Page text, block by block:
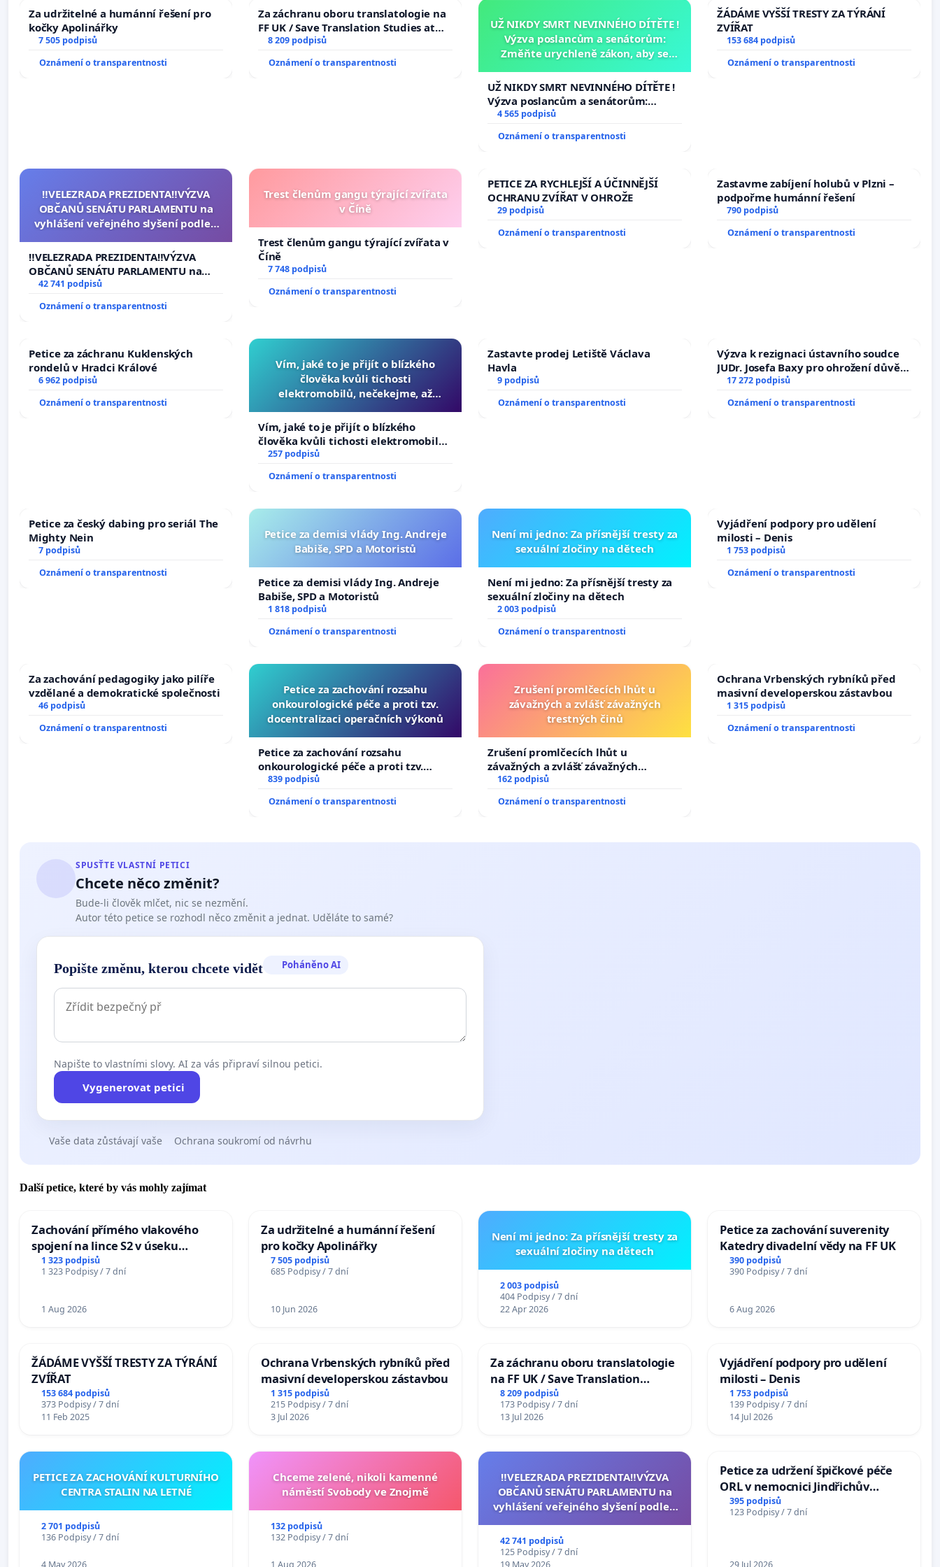
Za udržitelné a humánní řešení pro
kočky Apolinářky
7 505 podpisů
Oznámení o transparentnosti
Za záchranu oboru translatologie na
FF UK / Save Translation Studies at
the Faculty of Arts, Charles
8 209 podpisů
Oznámení o transparentnosti
UŽ NIKDY SMRT NEVINNÉHO DÍTĚTE !
Výzva poslancům a senátorům:
Změňte urychleně zákon, aby se
opakovat!
UŽ NIKDY SMRT NEVINNÉHO DÍTĚTE !
Výzva poslancům a senátorům:
Změňte urychleně zákon, aby se
opakovat!
4 565 podpisů
Oznámení o transparentnosti
ŽÁDÁME VYŠŠÍ TRESTY ZA TÝRÁNÍ
ZVÍŘAT
153 684 podpisů
Oznámení o transparentnosti
‼️VELEZRADA PREZIDENTA‼️VÝZVA
OBČANŮ SENÁTU PARLAMENTU na
vyhlášení veřejného slyšení podle §
na přijetí usnesení k podání ústavní
žaloby na prezidenta republiky
‼️VELEZRADA PREZIDENTA‼️VÝZVA
OBČANŮ SENÁTU PARLAMENTU na
vyhlášení veřejného slyšení podle §
na přijetí usnesení k podání ústavní
42 741 podpisů
Oznámení o transparentnosti
Trest členům gangu týrající zvířata
v Číně
Trest členům gangu týrající zvířata v
Číně
7 748 podpisů
Oznámení o transparentnosti
PETICE ZA RYCHLEJŠÍ A ÚČINNĚJŠÍ
OCHRANU ZVÍŘAT V OHROŽE
29 podpisů
Oznámení o transparentnosti
Zastavme zabíjení holubů v Plzni –
podpořme humánní řešení
790 podpisů
Oznámení o transparentnosti
Petice za záchranu Kuklenských
rondelů v Hradci Králové
6 962 podpisů
Oznámení o transparentnosti
Vím, jaké to je přijít o blízkého
člověka kvůli tichosti
elektromobilů, nečekejme, až
auta!
Vím, jaké to je přijít o blízkého
člověka kvůli tichosti elektromobilů,
nečekejme, až přibydou další,
257 podpisů
Oznámení o transparentnosti
Zastavte prodej Letiště Václava
Havla
9 podpisů
Oznámení o transparentnosti
Výzva k rezignaci ústavního soudce
JUDr. Josefa Baxy pro ohrožení důvěry
ve spravedlivý proces
17 272 podpisů
Oznámení o transparentnosti
Petice za český dabing pro seriál The
Mighty Nein
7 podpisů
Oznámení o transparentnosti
Petice za demisi vlády Ing. Andreje
Babiše, SPD a Motoristů
Petice za demisi vlády Ing. Andreje
Babiše, SPD a Motoristů
1 818 podpisů
Oznámení o transparentnosti
Není mi jedno: Za přísnější tresty za
sexuální zločiny na dětech
Není mi jedno: Za přísnější tresty za
sexuální zločiny na dětech
2 003 podpisů
Oznámení o transparentnosti
Vyjádření podpory pro udělení
milosti – Denis
1 753 podpisů
Oznámení o transparentnosti
Za zachování pedagogiky jako pilíře
vzdělané a demokratické společnosti
46 podpisů
Oznámení o transparentnosti
Petice za zachování rozsahu
onkourologické péče a proti tzv.
docentralizaci operačních výkonů
Petice za zachování rozsahu
onkourologické péče a proti tzv.
docentralizaci operačních výkonů
839 podpisů
Oznámení o transparentnosti
Zrušení promlčecích lhůt u
závažných a zvlášť závažných
trestných činů
Zrušení promlčecích lhůt u
závažných a zvlášť závažných
trestných činů
162 podpisů
Oznámení o transparentnosti
Ochrana Vrbenských rybníků před
masivní developerskou zástavbou
1 315 podpisů
Oznámení o transparentnosti
SPUSŤTE VLASTNÍ PETICI
Chcete něco změnit?
Bude-li člověk mlčet, nic se nezmění.
Autor této petice se rozhodl něco změnit a jednat. Uděláte to samé?
Popište změnu, kterou chcete vidět Poháněno AI
Napište to vlastními slovy. AI za vás připraví silnou petici.
Vygenerovat petici
Vaše data zůstávají vaše Ochrana soukromí od návrhu
Další petice, které by vás mohly zajímat
Zachování přímého vlakového
spojení na lince S2 v úseku
Ostrava – Bohumín – Karviná –
Mosty u Jablunkova
1 323 podpisů
1 323 Podpisy / 7 dní
1 Aug 2026
Za udržitelné a humánní řešení
pro kočky Apolinářky
7 505 podpisů
685 Podpisy / 7 dní
10 Jun 2026
Není mi jedno: Za přísnější tresty za
sexuální zločiny na dětech
2 003 podpisů
404 Podpisy / 7 dní
22 Apr 2026
Petice za zachování suverenity
Katedry divadelní vědy na FF UK
390 podpisů
390 Podpisy / 7 dní
6 Aug 2026
ŽÁDÁME VYŠŠÍ TRESTY ZA TÝRÁNÍ
ZVÍŘAT
153 684 podpisů
373 Podpisy / 7 dní
11 Feb 2025
Ochrana Vrbenských rybníků před
masivní developerskou zástavbou
1 315 podpisů
215 Podpisy / 7 dní
3 Jul 2026
Za záchranu oboru translatologie
na FF UK / Save Translation
Studies at the Faculty of Arts,
Charles University
8 209 podpisů
173 Podpisy / 7 dní
13 Jul 2026
Vyjádření podpory pro udělení
milosti – Denis
1 753 podpisů
139 Podpisy / 7 dní
14 Jul 2026
PETICE ZA ZACHOVÁNÍ KULTURNÍHO
CENTRA STALIN NA LETNÉ
2 701 podpisů
136 Podpisy / 7 dní
4 May 2026
Chceme zelené, nikoli kamenné
náměstí Svobody ve Znojmě
132 podpisů
132 Podpisy / 7 dní
1 Aug 2026
‼️VELEZRADA PREZIDENTA‼️VÝZVA
OBČANŮ SENÁTU PARLAMENTU na
vyhlášení veřejného slyšení podle §
na přijetí usnesení k podání ústavní
žaloby na prezidenta republiky
42 741 podpisů
125 Podpisy / 7 dní
19 May 2026
Petice za udržení špičkové péče
ORL v nemocnici Jindřichův
Hradec
395 podpisů
123 Podpisy / 7 dní
29 Jul 2026